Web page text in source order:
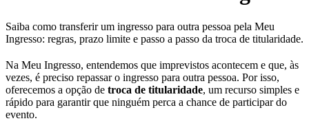
Saiba como transferir um ingresso para outra pessoa pela Meu
Ingresso: regras, prazo limite e passo a passo da troca de titularidade.
Na Meu Ingresso, entendemos que imprevistos acontecem e que, às
vezes, é preciso repassar o ingresso para outra pessoa. Por isso,
oferecemos a opção de troca de titularidade, um recurso simples e
rápido para garantir que ninguém perca a chance de participar do
evento.